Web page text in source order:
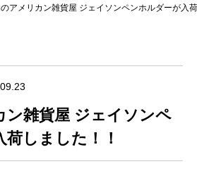
アメリカン雑貨屋 ジェイソンペンホルダーが入
ン雑貨屋 ジェイソンペ
しました！！